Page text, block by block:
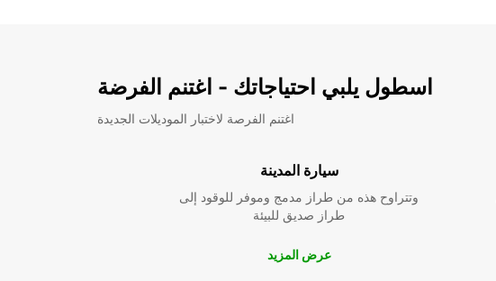
اسطول يلبي احتياجاتك - اغتنم الفرضة
اغتنم الفرصة لاختبار الموديلات الجديدة
سيارة المدينة
وتتراوح هذه من طراز مدمج وموفر للوقود إلى
طراز صديق للبيئة
عرض المزيد